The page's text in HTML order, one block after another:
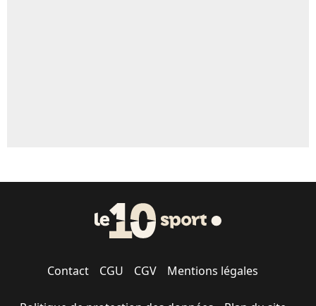
Contact CGU CGV Mentions légales